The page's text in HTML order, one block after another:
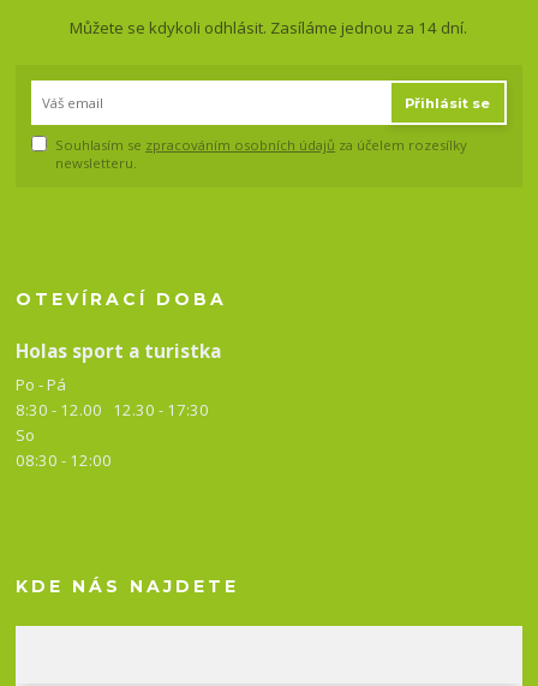
Můžete se kdykoli odhlásit. Zasíláme jednou za 14 dní.
Přihlásit se
Souhlasím se zpracováním osobních údajů za účelem rozesílky
newsletteru.
OTEVÍRACÍ DOBA
Holas sport a turistka
Po - Pá
8:30 - 12.00 12.30 - 17:30
So
08:30 - 12:00
KDE NÁS NAJDETE